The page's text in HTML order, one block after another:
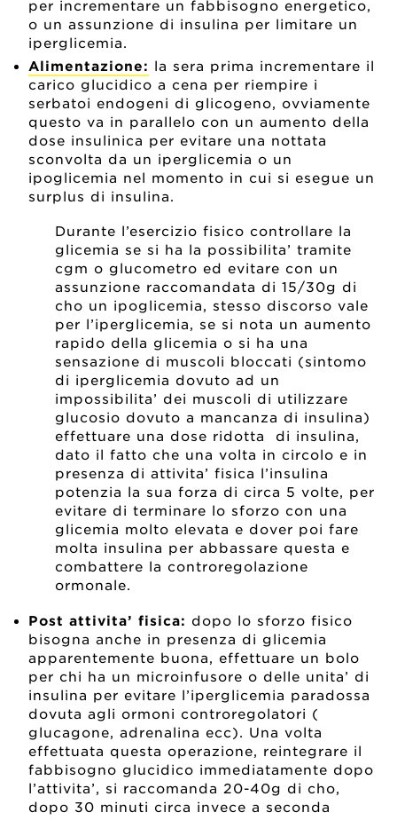
per incrementare un fabbisogno energetico,
o un assunzione di insulina per limitare un
iperglicemia.
Alimentazione: la sera prima incrementare il
carico glucidico a cena per riempire i
serbatoi endogeni di glicogeno, ovviamente
questo va in parallelo con un aumento della
dose insulinica per evitare una nottata
sconvolta da un iperglicemia o un
ipoglicemia nel momento in cui si esegue un
surplus di insulina.
Durante l’esercizio fisico controllare la
glicemia se si ha la possibilita’ tramite
cgm o glucometro ed evitare con un
assunzione raccomandata di 15/30g di
cho un ipoglicemia, stesso discorso vale
per l’iperglicemia, se si nota un aumento
rapido della glicemia o si ha una
sensazione di muscoli bloccati (sintomo
di iperglicemia dovuto ad un
impossibilita’ dei muscoli di utilizzare
glucosio dovuto a mancanza di insulina)
effettuare una dose ridotta di insulina,
dato il fatto che una volta in circolo e in
presenza di attivita’ fisica l’insulina
potenzia la sua forza di circa 5 volte, per
evitare di terminare lo sforzo con una
glicemia molto elevata e dover poi fare
molta insulina per abbassare questa e
combattere la controregolazione
ormonale.
Post attivita’ fisica: dopo lo sforzo fisico
bisogna anche in presenza di glicemia
apparentemente buona, effettuare un bolo
per chi ha un microinfusore o delle unita’ di
insulina per evitare l’iperglicemia paradossa
dovuta agli ormoni controregolatori (
glucagone, adrenalina ecc). Una volta
effettuata questa operazione, reintegrare il
fabbisogno glucidico immediatamente dopo
l’attivita’, si raccomanda 20-40g di cho,
dopo 30 minuti circa invece a seconda